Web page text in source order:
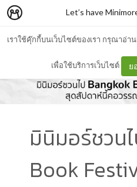
เราใช้คุ๊กกี้บนเว็บไซต์ของเรา กรุณาอ่า
เพื่อใช้บริการเว็บไซต์ ย
Let’s have
มินิมอร์ชวน
Book